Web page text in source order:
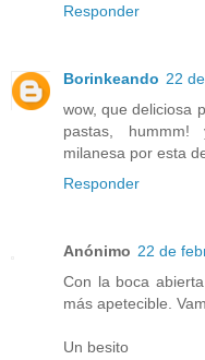
Responder
Borinkeando 22
wow, que deliciosa
pastas,
milanesa por esta
Responder
Anónimo 22 de
Con la boca
más apetecible.
Un besito